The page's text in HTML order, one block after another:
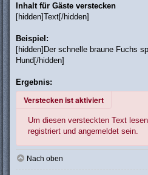
Inhalt für Gäste verstecken
[hidden]Text[/hidden]
Beispiel:
[hidden]Der schnelle braune Fuchs
Hund[/hidden]
Ergebnis:
Verstecken ist aktiviert
Um diesen versteckten Text
registriert und angemeldet sein.
Nach oben